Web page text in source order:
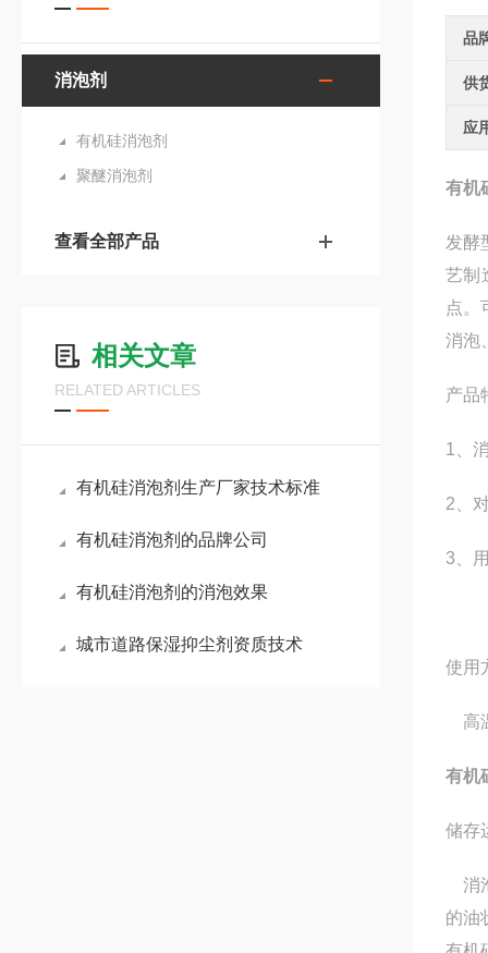
消泡剂
有机硅消泡剂
聚醚消泡剂
查看全部产品
相关文章
RELATED ARTICLES
有机硅消泡剂生产厂家技术标准
有机硅消泡剂的品牌公司
有机硅消泡剂的消泡效果
城市道路保湿抑尘剂资质技术
品
供
应
有机
发酵
艺制
点。
消泡
产品
1、
2、
3、
使用
高
有机
储存
消
的油